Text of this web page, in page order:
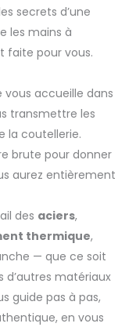
secrets d’une
les mains à
faite pour vous.
vous accueille dans
transmettre les
la coutellerie.
brute pour donner
aurez entièrement
des aciers,
thermique,
— que ce soit
d’autres matériaux
guide pas à pas,
en vous